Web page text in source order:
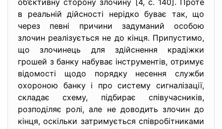
об’єктивну сторону злочину [4, с. 140]. Проте
в реальній дійсності нерідко буває так, що
через певні причини задуманий особою
злочин реалізується не до кінця. Припустимо,
що злочинець для здійснення крадіжки
грошей з банку набуває інструментів, отримує
відомості щодо порядку несення служби
охороною банку і про систему сигналізації,
складає схему, підбирає співучасників,
розподіляє ролі, але не доводить злочин до
кінця, оскільки затримується співробітниками